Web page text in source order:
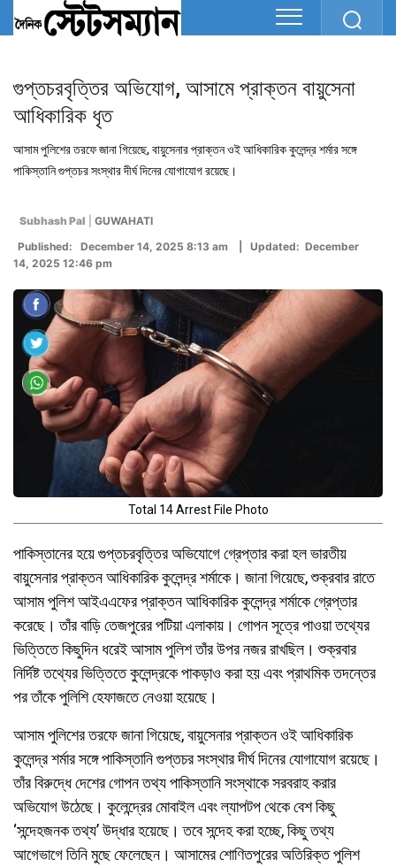
গুপ্তচরবৃত্তির অভিযোগ, আসামে প্রাক্তন বায়ুসেনা
আধিকারিক ধৃত
আসাম পুলিশের তরফে জানা গিয়েছে, বায়ুসেনার প্রাক্তন ওই আধিকারিক কুলেন্দ্র শর্মার সঙ্গে
পাকিস্তানি গুপ্তচর সংস্থার দীর্ঘ দিনের যোগাযোগ রয়েছে।
Subhash Pal
GUWAHATI
Published: December 14, 2025 8:13 am | Updated: December
14, 2025 12:46 pm
Total 14 Arrest File Photo
পাকিস্তানের হয়ে গুপ্তচরবৃত্তির অভিযোগে গ্রেপ্তার করা হল ভারতীয়
বায়ুসেনার প্রাক্তন আধিকারিক কুলেন্দ্র শর্মাকে। জানা গিয়েছে, শুক্রবার রাতে
আসাম পুলিশ আইএএফের প্রাক্তন আধিকারিক কুলেন্দ্র শর্মাকে গ্রেপ্তার
করেছে। তাঁর বাড়ি তেজপুরের পটিয়া এলাকায়। গোপন সূত্রে পাওয়া তথ্যের
ভিত্তিতে কিছুদিন ধরেই আসাম পুলিশ তাঁর উপর নজর রাখছিল। শুক্রবার
নির্দিষ্ট তথ্যের ভিত্তিতে কুলেন্দ্রকে পাকড়াও করা হয় এবং প্রাথমিক তদন্তের
পর তাঁকে পুলিশি হেফাজতে নেওয়া হয়েছে।
আসাম পুলিশের তরফে জানা গিয়েছে, বায়ুসেনার প্রাক্তন ওই আধিকারিক
কুলেন্দ্র শর্মার সঙ্গে পাকিস্তানি গুপ্তচর সংস্থার দীর্ঘ দিনের যোগাযোগ রয়েছে।
তাঁর বিরুদ্ধে দেশের গোপন তথ্য পাকিস্তানি সংস্থাকে সরবরাহ করার
অভিযোগ উঠেছে। কুলেন্দ্রের মোবাইল এবং ল্যাপটপ থেকে বেশ কিছু
‘সন্দেহজনক তথ্য’ উদ্ধার হয়েছে। তবে সন্দেহ করা হচ্ছে, কিছু তথ্য
আগেভাগে তিনি মুছে ফেলেছেন। আসামের শোণিতপুরের অতিরিক্ত পুলিশ